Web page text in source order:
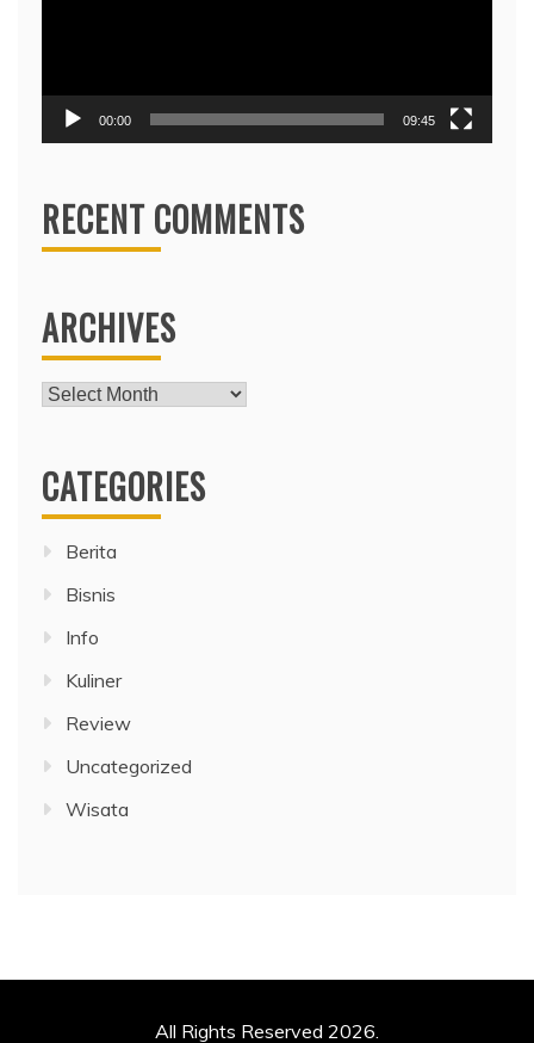
00:00 09:45
RECENT COMMENTS
ARCHIVES
Archives
CATEGORIES
Berita
Bisnis
Info
Kuliner
Review
Uncategorized
Wisata
All Rights Reserved 2026.